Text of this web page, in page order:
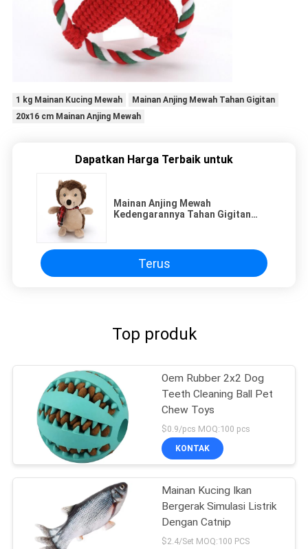
1 kg Mainan Kucing Mewah
Mainan Anjing Mewah Tahan Gigitan
20x16 cm Mainan Anjing Mewah
Dapatkan Harga Terbaik untuk
Mainan Anjing Mewah
Kedengarannya Tahan Gigitan
Terus
Top produk
Oem Rubber 2x2 Dog
Teeth Cleaning Ball Pet
Chew Toys
$0.9/pcs MOQ:100 pcs
KONTAK
Mainan Kucing Ikan
Bergerak Simulasi Listrik
Dengan Catnip
$2.4/Set MOQ:100 PCS